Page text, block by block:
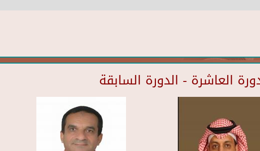
العاشرة - الدورة السابقة